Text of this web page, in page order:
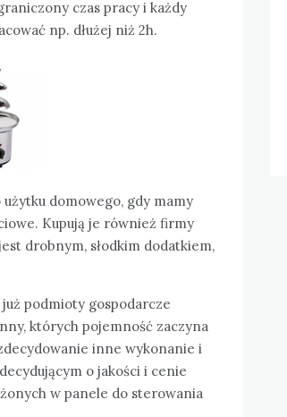
czas pracy i każdy
np. dłużej niż 2h.
domowego, gdy mamy
Kupują je również firmy
drobnym, słodkim dodatkiem,
podmioty gospodarcze
których pojemność zaczyna
inne wykonanie i
o jakości i cenie
w panele do sterowania